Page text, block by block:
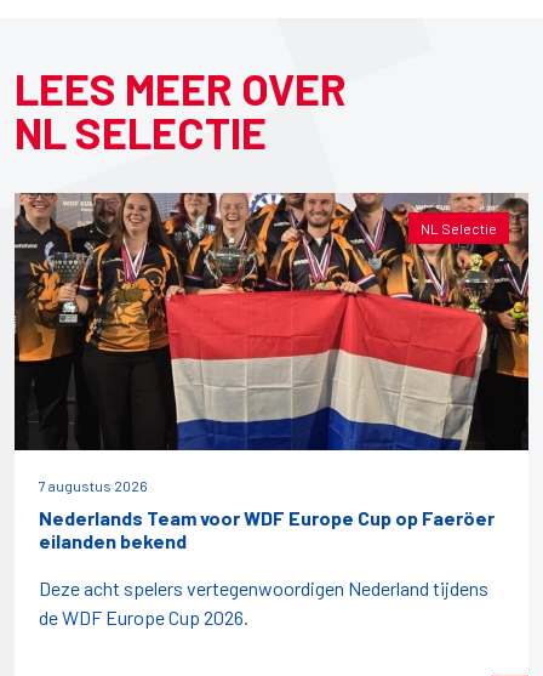
LEES MEER OVER
NL SELECTIE
NL Selectie
7 augustus 2026
Nederlands Team voor WDF Europe Cup op Faeröer
eilanden bekend
Deze acht spelers vertegenwoordigen Nederland tijdens
de WDF Europe Cup 2026.